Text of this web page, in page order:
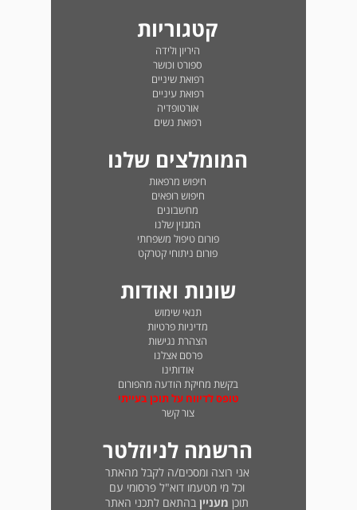
קטגוריות
היריון ולידה
ספורט וכושר
רפואת שיניים
רפואת עיניים
אורטופדיה
רפואת נשים
המומלצים שלנו
חיפוש מרפאות
חיפוש רופאים
מחשבונים
המגזין שלנו
פורום טיפול משפחתי
פורום ניתוחי קטרקט
שונות ואודות
תנאי שימוש
מדיניות פרטיות
הצהרת נגישות
פרסם אצלנו
אודותינו
בקשת מחיקת הודעה מהפורום
טופס לדיווח על תוכן בעייתי
צור קשר
הרשמה לניוזלטר
אני רוצה ומסכים/ה לקבל מהאתר
וכל מי מטעמו דוא"ל פרסומי עם
תוכן מעניין בהתאם לתכני האתר